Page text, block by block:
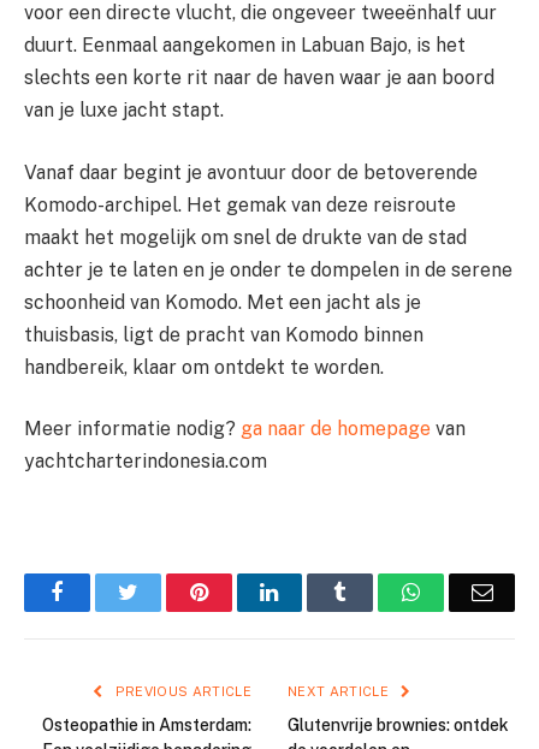
voor een directe vlucht, die ongeveer tweeënhalf uur
duurt. Eenmaal aangekomen in Labuan Bajo, is het
slechts een korte rit naar de haven waar je aan boord
van je luxe jacht stapt.
Vanaf daar begint je avontuur door de betoverende
Komodo-archipel. Het gemak van deze reisroute
maakt het mogelijk om snel de drukte van de stad
achter je te laten en je onder te dompelen in de serene
schoonheid van Komodo. Met een jacht als je
thuisbasis, ligt de pracht van Komodo binnen
handbereik, klaar om ontdekt te worden.
Meer informatie nodig? ga naar de homepage van
yachtcharterindonesia.com
FacebookTwitter PinterestLinkedIn Tumblr WhatsApp
PREVIOUS ARTICLE
Osteopathie in Amsterdam:
NEXT ARTICLE
Glutenvrije brownies: ontdek